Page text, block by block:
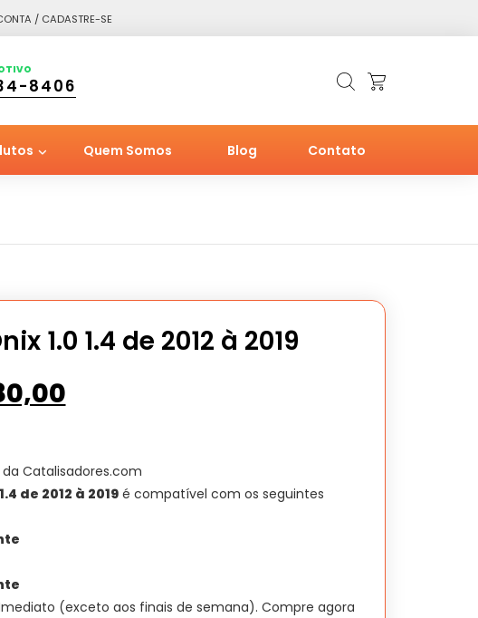
/ CADASTRE-SE
8406
Quem Somos Blog Contato
1.0 1.4 de 2012 à 2019
O
preço
é:
R$ 580,00.
Catalisadores.com
de 2012 à 2019é compatível com os seguintes
(exceto aos finais de semana). Compre agora